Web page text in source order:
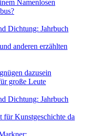
Namenlosen
Dichtung: Jahrbuch
anderen erzählten
dazusein
große Leute
Dichtung: Jahrbuch
für Kunstgeschichte da